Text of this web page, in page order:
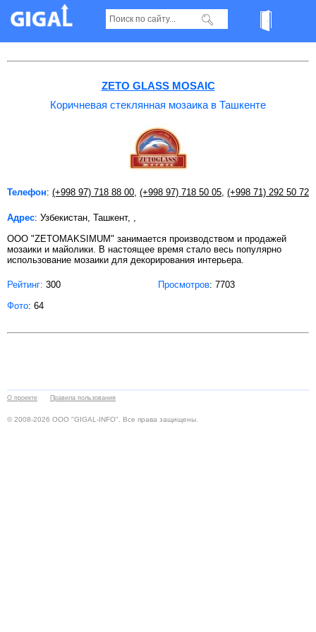
Коричневая стеклянная мозаика в Ташкенте
ZETO GLASS MOSAIC
Коричневая стеклянная мозаика в Ташкенте
Телефон: (+998 97) 718 88 00 (+998 97) 718 50 05 (+998 71) 292 50 72
Адрес: Узбекистан, Ташкент, ,
OOO "ZETOMAKSIMUM" занимается производством и продажей
мозаики и майолики. В настоящее время стало весь популярно
использование мозаики для декорирования интерьера.
Рейтинг: 300 Просмотров: 7703
Фото: 64
О проекте Правила пользования
© 2008-2026 ООО "GIGAL-INFO". Все права защищены.